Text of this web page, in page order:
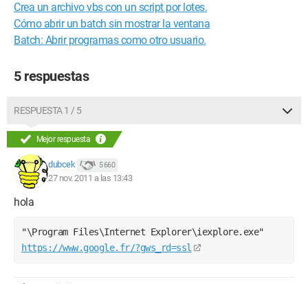
Crea un archivo vbs con un script por lotes.
Cómo abrir un batch sin mostrar la ventana
Batch: Abrir programas como otro usuario.
5 respuestas
RESPUESTA 1 / 5
Mejor respuesta
dubcek 5 660
27 nov. 2011 a las 13:43
hola
https://www.google.fr/?gws_rd=ssl